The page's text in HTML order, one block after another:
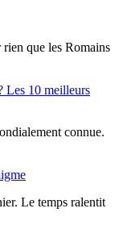
rien que les Romains
Les 10 meilleurs
connue.
Le temps ralentit